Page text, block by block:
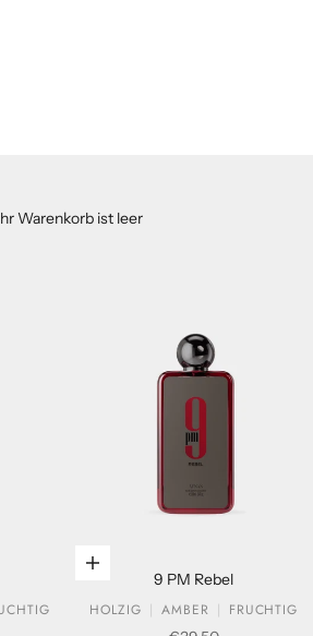
Warenkorb ist leer
In den Warenkorb legen
9 PM Rebel
HOLZIG
AMBER
FRUCHTIG